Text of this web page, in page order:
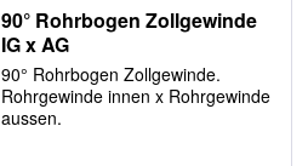
90° Rohrbogen Zollgewinde
IG x AG
90° Rohrbogen Zollgewinde.
Rohrgewinde innen x Rohrgewinde
aussen.